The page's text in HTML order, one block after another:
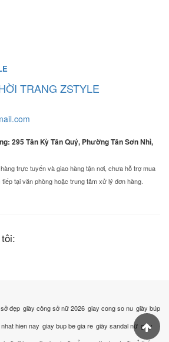
TRANG ZSTYLE
295 Tân Kỳ Tân Quý, Phường Tân Sơn Nhì,
trực tuyến và giao hàng tận nơi, chưa hỗ trợ mua
tại văn phòng hoặc trung tâm xử lý đơn hàng.
đẹp giày công sở nữ 2026 giay cong so nu giày búp
hien nay giay bup be gia re giày sandal nữ giày